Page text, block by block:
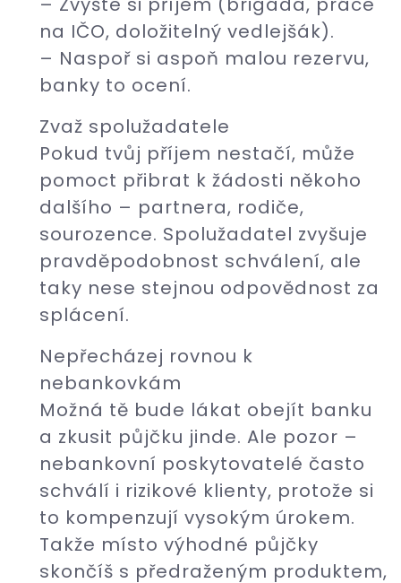
na IČO, doložitelný vedlejšák).
– Naspoř si aspoň malou rezervu,
banky to ocení.
Zvaž spolužadatele
Pokud tvůj příjem nestačí, může
pomoct přibrat k žádosti někoho
dalšího – partnera, rodiče,
sourozence. Spolužadatel zvyšuje
pravděpodobnost schválení, ale
taky nese stejnou odpovědnost za
splácení.
Nepřecházej rovnou k
nebankovkám
Možná tě bude lákat obejít banku
a zkusit půjčku jinde. Ale pozor –
nebankovní poskytovatelé často
schválí i rizikové klienty, protože si
to kompenzují vysokým úrokem.
Takže místo výhodné půjčky
skončíš s předraženým produktem,